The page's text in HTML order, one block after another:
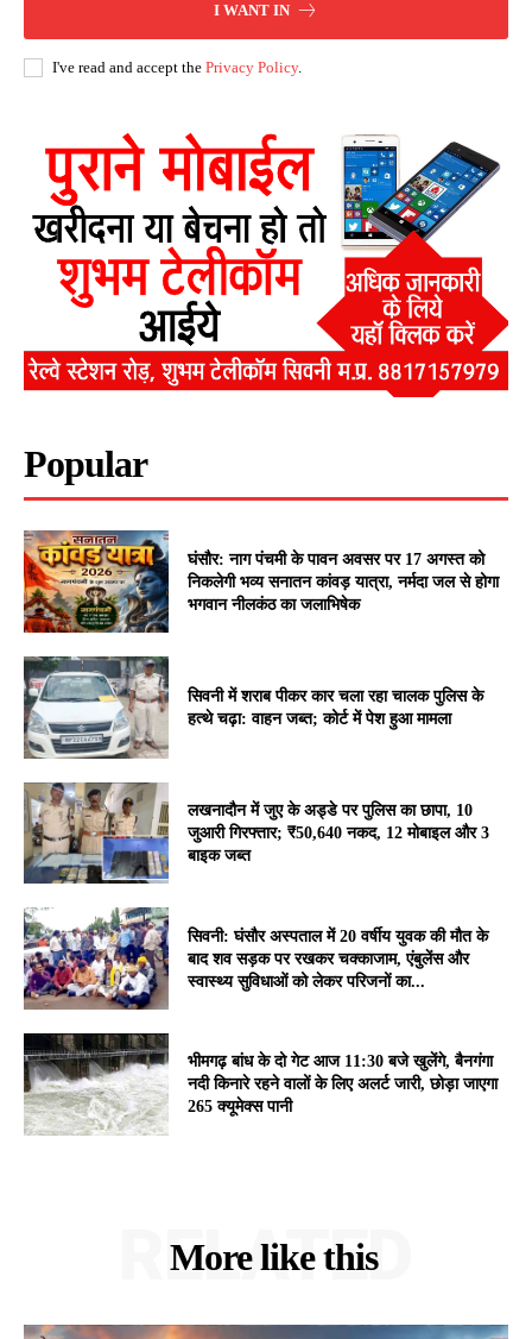
I WANT IN
I've read and accept the Privacy Policy.
Popular
घंसौर: नाग पंचमी के पावन अवसर पर 17 अगस्त को
निकलेगी भव्य सनातन कांवड़ यात्रा, नर्मदा जल से होगा
भगवान नीलकंठ का जलाभिषेक
सिवनी में शराब पीकर कार चला रहा चालक पुलिस के
हत्थे चढ़ा: वाहन जब्त; कोर्ट में पेश हुआ मामला
लखनादौन में जुए के अड्डे पर पुलिस का छापा, 10
जुआरी गिरफ्तार; ₹50,640 नकद, 12 मोबाइल और 3
बाइक जब्त
सिवनी: घंसौर अस्पताल में 20 वर्षीय युवक की मौत के
बाद शव सड़क पर रखकर चक्काजाम, एंबुलेंस और
स्वास्थ्य सुविधाओं को लेकर परिजनों का...
भीमगढ़ बांध के दो गेट आज 11:30 बजे खुलेंगे, बैनगंगा
नदी किनारे रहने वालों के लिए अलर्ट जारी, छोड़ा जाएगा
265 क्यूमेक्स पानी
More like this
RELATED